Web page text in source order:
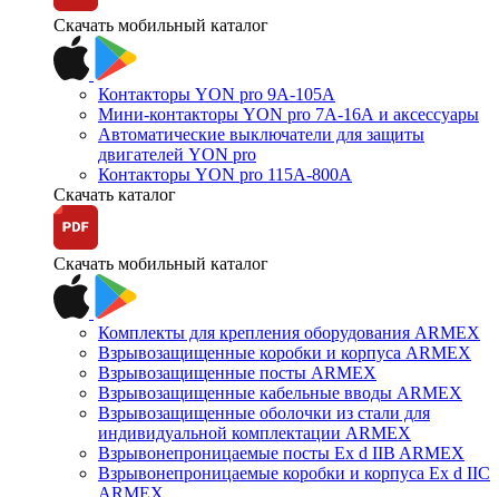
Скачать мобильный каталог
Контакторы YON pro 9А-105А
Мини-контакторы YON pro 7А-16А и аксессуары
Автоматические выключатели для защиты
двигателей YON pro
Контакторы YON pro 115А-800А
Скачать каталог
Скачать мобильный каталог
Комплекты для крепления оборудования ARMEX
Взрывозащищенные коробки и корпуса ARMEX
Взрывозащищенные посты ARMEX
Взрывозащищенные кабельные вводы ARMEX
Взрывозащищенные оболочки из стали для
индивидуальной комплектации ARMEX
Взрывонепроницаемые посты Ex d IIB ARMEX
Взрывонепроницаемые коробки и корпуса Ex d IIС
ARMEX